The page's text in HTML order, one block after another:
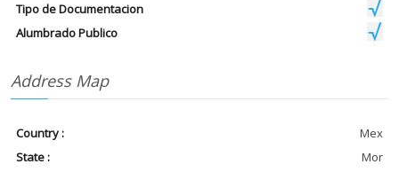
Tipo de Documentacion
Alumbrado Publico
Address Map
Country :
Mex
State :
Mor